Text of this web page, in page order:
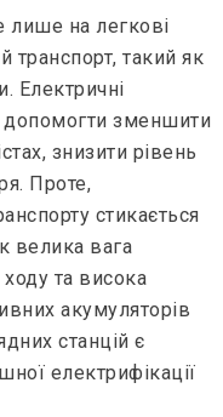
лише на легкові
транспорт, такий як
Електричні
допомогти зменшити
знизити рівень
Проте,
стикається
велика вага
та висока
акумуляторів
станцій є
електрифікації